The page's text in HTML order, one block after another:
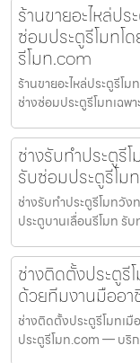
ร้านขายอะไหล่ป
ซ่อมประตูรีโมทโ
รีโมท.com
ร้านขายอะไหล่ประตูรีโ
ช่างซ่อมประตูรีโมทเฉ
ช่างรับทำประตูรี
รับซ่อมประตูรีโม
ช่างรับทำประตูรีโมทวั
ประตูบานเลื่อนรีโมท รั
ช่างติดตั้งประตูรี
ด้วยทีมงานมืออา
ช่างติดตั้งประตูรีโมทเ
ประตูรีโมท.com — บริ